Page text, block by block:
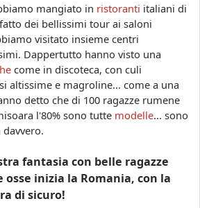
mangiato in ristoranti italiani di
dei bellissimi tour ai saloni
visitato insieme centri
Dappertutto hanno visto una
come in discoteca, con culi
altissime e magroline... come a una
detto che di 100 ragazze rumene
l'80% sono tutte modelle... sono
fantasia con belle ragazze
inizia la Romania, con la
di sicuro!